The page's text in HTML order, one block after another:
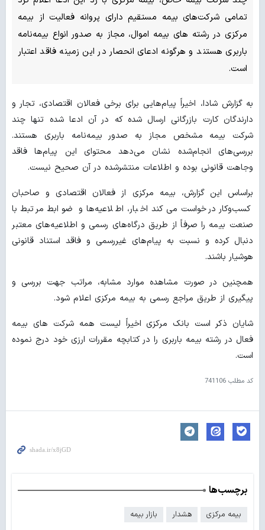
تمامی شرکت‌های بیمه مستقیم دارای پروانه فعالیت از بیمه
مرکزی در رشته های بیمه اموال، مجاز به صدور انواع بیمه‌نامه
باربری هستند و هرگونه ادعای انحصار در این زمینه فاقد اعتبار
است.
به گزارش شادا، اخیراً پیام‌هایی برای برخی فعالان اقتصادی، تجار و
دارندگان کارت بازرگانی ارسال شده که در آن ادعا شده تنها چند
شرکت بیمه مشخص مجاز به صدور بیمه‌نامه باربری هستند.
بررسی‌های انجام‌شده نشان می‌دهد محتوای این پیام‌ها فاقد
وجاهت قانونی بوده و اطلاعات منتشرشده در آن صحیح نیست.
براساس این گزارش، بیمه مرکزی از فعالان اقتصادی و صاحبان
کسب‌وکار درخواست می‌کند اخبار، اطلاعیه‌ها و ضوابط مرتبط با
صنعت بیمه را صرفاً از طریق درگاه‌های رسمی و اطلاعیه‌های معتبر
دنبال کرده و نسبت به پیام‌های غیررسمی و فاقد استناد قانونی
هوشیار باشند.
همچنین در صورت مشاهده موارد مشابه، مراتب جهت بررسی و
پیگیری از طریق مراجع رسمی به بیمه مرکزی اعلام شود.
شایان ذکر است بانک مرکزی اخیراً لیست همه شرکت های بیمه
فعال در رشته بیمه باربری را در کتابچه مقررات ارزی خود درج نموده
است.
کد مطلب 741106
برچسب‌ها
بیمه مرکزی هشدار بازار بیمه